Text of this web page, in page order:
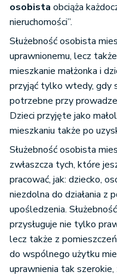
osobista obciąża
nieruchomości”.
Służebność osobista
uprawnionemu, lecz
mieszkanie małżonka i
przyjąć tylko wtedy, gdy
potrzebne przy
Dzieci przyjęte jako
mieszkaniu także po
Służebność osobista
zwłaszcza tych, które
pracować, jak: dziecko,
niezdolna do działania z
upośledzenia.
przysługuje nie tylko
lecz także z
do wspólnego użytku
uprawnienia tak